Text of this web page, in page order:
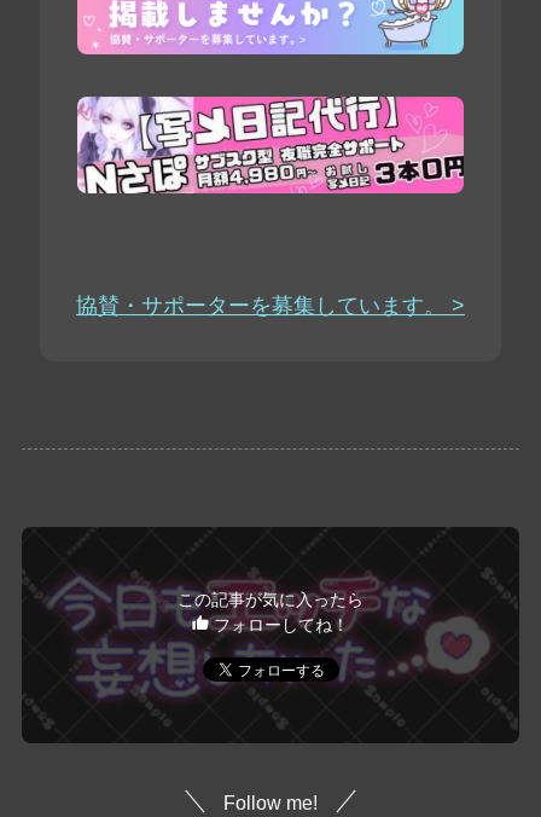
協賛・サポーターを募集しています。 >
この記事が気に入ったら
フォローしてね！
Follow me!